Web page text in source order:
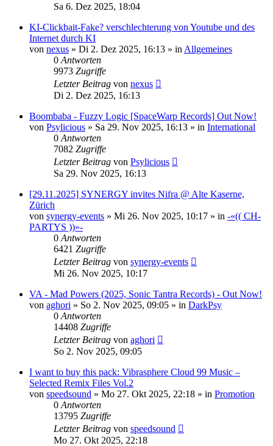
Sa 6. Dez 2025, 18:04
KI-Clickbait-Fake? verschlechterung von Youtube und des
Internet durch KI
von nexus » Di 2. Dez 2025, 16:13 » in Allgemeines
0 Antworten
9973 Zugriffe
Letzter Beitrag von nexus
Di 2. Dez 2025, 16:13
Boombaba - Fuzzy Logic [SpaceWarp Records] Out Now!
von Psylicious » Sa 29. Nov 2025, 16:13 » in International
0 Antworten
7082 Zugriffe
Letzter Beitrag von Psylicious
Sa 29. Nov 2025, 16:13
[29.11.2025] SYNERGY invites Nifra @ Alte Kaserne,
Zürich
von synergy-events » Mi 26. Nov 2025, 10:17 » in -«(( CH-
PARTYS ))»-
0 Antworten
6421 Zugriffe
Letzter Beitrag von synergy-events
Mi 26. Nov 2025, 10:17
VA - Mad Powers (2025, Sonic Tantra Records) - Out Now!
von aghori » So 2. Nov 2025, 09:05 » in DarkPsy
0 Antworten
14408 Zugriffe
Letzter Beitrag von aghori
So 2. Nov 2025, 09:05
I want to buy this pack: Vibrasphere Cloud 99 Music –
Selected Remix Files Vol.2
von speedsound » Mo 27. Okt 2025, 22:18 » in Promotion
0 Antworten
13795 Zugriffe
Letzter Beitrag von speedsound
Mo 27. Okt 2025, 22:18